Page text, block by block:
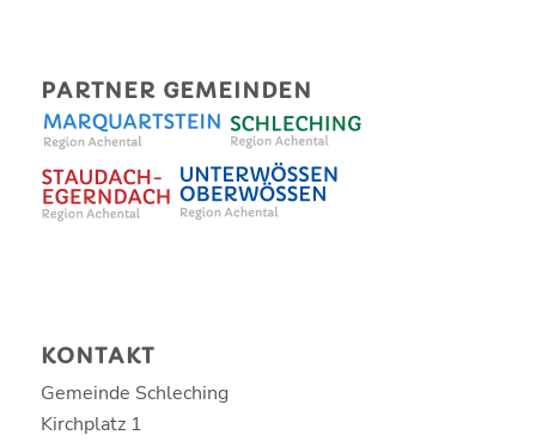
PARTNER GEMEINDEN
KONTAKT
Gemeinde Schleching
Kirchplatz 1